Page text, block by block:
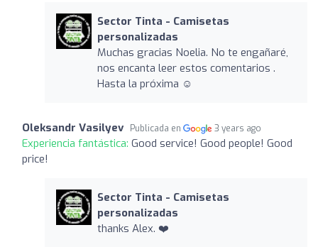
Sector Tinta - Camisetas
personalizadas
Muchas gracias Noelia. No te engañaré,
nos encanta leer estos comentarios .
Hasta la próxima ☺️
Oleksandr Vasilyev Publicada en 3 years ago
Experiencia fantástica: Good service! Good people! Good
price!
Sector Tinta - Camisetas
personalizadas
thanks Alex. ❤️